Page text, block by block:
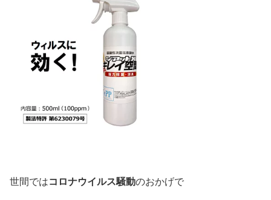
世間ではコロナウイルス騒動のおかげで